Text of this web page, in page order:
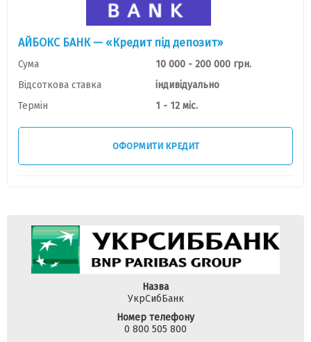
АЙБОКС БАНК — «Кредит під депозит»
Сума
10 000 - 200 000 грн.
Відсоткова ставка
індивідуально
Термін
1 - 12 міс.
ОФОРМИТИ КРЕДИТ
Назва
УкрСибБанк
Номер телефону
0 800 505 800